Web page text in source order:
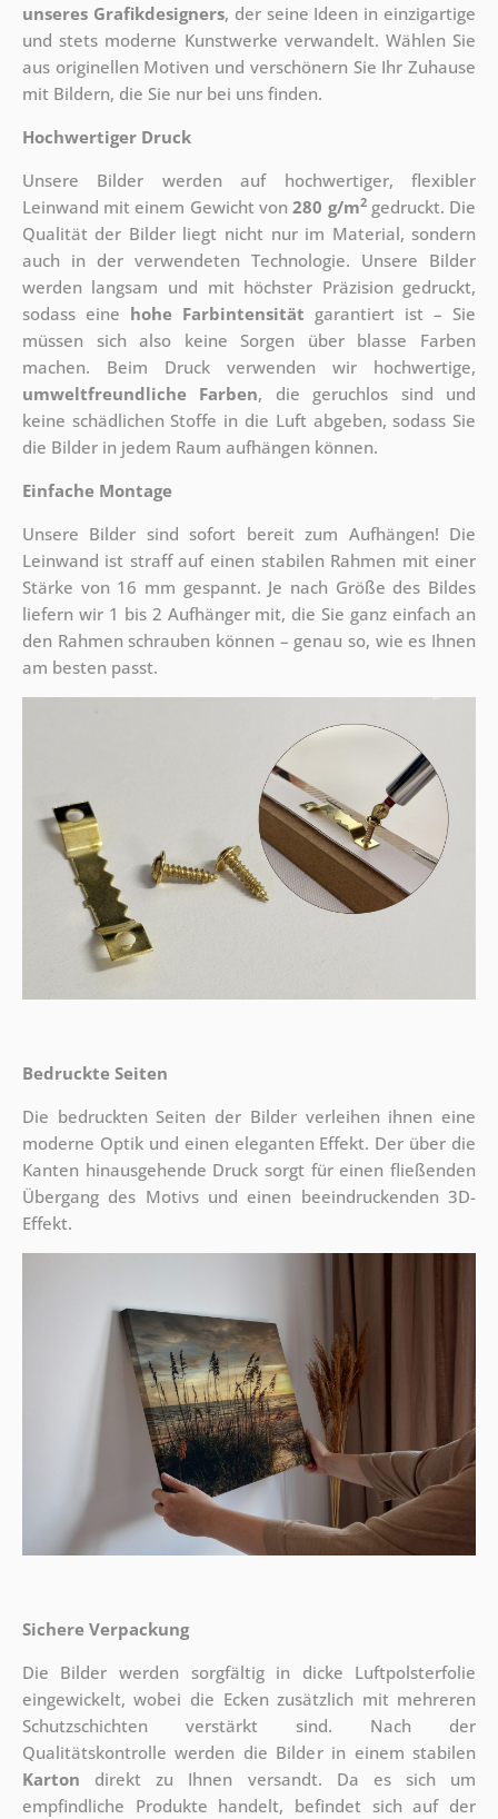
unseres Grafikdesigners, der seine Ideen in einzigartige
und stets moderne Kunstwerke verwandelt. Wählen Sie
aus originellen Motiven und verschönern Sie Ihr Zuhause
mit Bildern, die Sie nur bei uns finden.
Hochwertiger Druck
Unsere Bilder werden auf hochwertiger, flexibler
Leinwand mit einem Gewicht von280 g/m2gedruckt. Die
Qualität der Bilder liegt nicht nur im Material, sondern
auch in der verwendeten Technologie. Unsere Bilder
werden langsam und mit höchster Präzision gedruckt,
sodass eine hohe Farbintensität garantiert ist – Sie
müssen sich also keine Sorgen über blasse Farben
machen. Beim Druck verwenden wir hochwertige,
umweltfreundliche Farben, die geruchlos sind und
keine schädlichen Stoffe in die Luft abgeben, sodass Sie
die Bilder in jedem Raum aufhängen können.
Einfache Montage
Unsere Bilder sind sofort bereit zum Aufhängen! Die
Leinwand ist straff auf einen stabilen Rahmen mit einer
Stärke von 16 mm gespannt. Je nach Größe des Bildes
liefern wir 1 bis 2 Aufhänger mit, die Sie ganz einfach an
den Rahmen schrauben können – genau so, wie es Ihnen
am besten passt.
Bedruckte Seiten
Die bedruckten Seiten der Bilder verleihen ihnen eine
moderne Optik und einen eleganten Effekt. Der über die
Kanten hinausgehende Druck sorgt für einen fließenden
Übergang des Motivs und einen beeindruckenden 3D-
Effekt.
Sichere Verpackung
Die Bilder werden sorgfältig in dicke Luftpolsterfolie
eingewickelt, wobei die Ecken zusätzlich mit mehreren
Schutzschichten verstärkt sind. Nach der
Qualitätskontrolle werden die Bilder in einem stabilen
Karton direkt zu Ihnen versandt. Da es sich um
empfindliche Produkte handelt, befindet sich auf der